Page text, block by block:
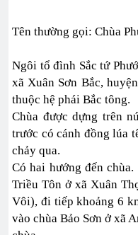
Tên thường gọi: Chùa
Ngôi tổ đình Sắc tứ
xã Xuân Sơn Bắc,
thuộc hệ phái Bắc tông.
Chùa được dựng trên
trước có cánh đồng lúa
chảy qua.
Có hai hướng đến
Triều Tôn ở xã Xuân
Vôi), đi tiếp khoảng 6
vào chùa Bảo Sơn ở xã